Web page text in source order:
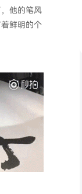
，他的笔风
鲜明的个